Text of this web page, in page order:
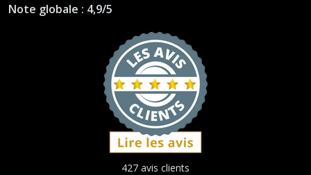
Note globale : 4,9/5
427 avis clients